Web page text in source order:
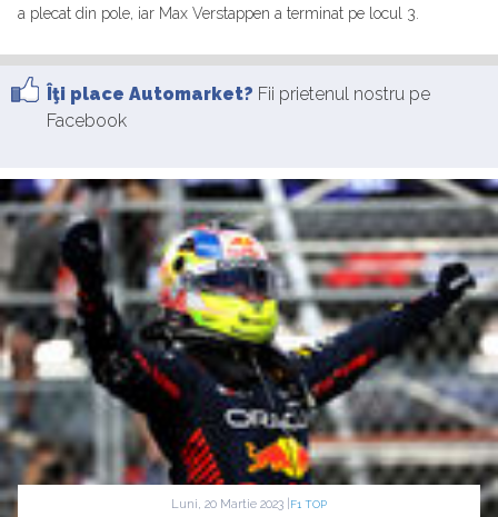
a plecat din pole, iar Max Verstappen a terminat pe locul 3.
Îţi place Automarket? Fii prietenul nostru pe
Facebook
Luni, 20 Martie 2023 | F1 TOP